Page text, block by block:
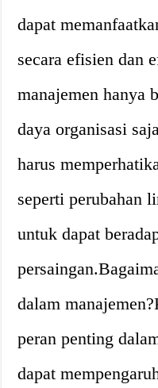
dapat
secara efisien dan
manajemen hanya
daya organisasi
harus
seperti perubahan
untuk dapat
persaingan.
dalam manajemen?
peran penting
dapat